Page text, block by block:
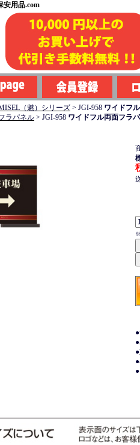
安用品.com
（魅）シリーズ > JGI-958 ワイドフ
ラパネル > JGI-958 ワイドフル両面フラ
※